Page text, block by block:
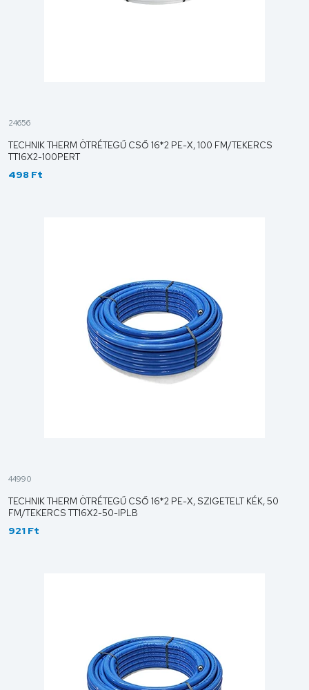
24656
TECHNIK THERM ÖTRÉTEGŰ CSŐ 16*2 PE-X, 100 FM/TEKERCS
TT16X2-100PERT
498 Ft
44990
TECHNIK THERM ÖTRÉTEGŰ CSŐ 16*2 PE-X, SZIGETELT KÉK, 50
FM/TEKERCS TT16X2-50-IPLB
921 Ft